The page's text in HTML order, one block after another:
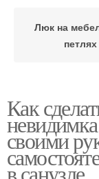
Люк на
петлях
Как
своими